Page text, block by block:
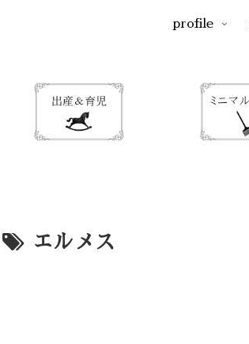
profile
エルメス